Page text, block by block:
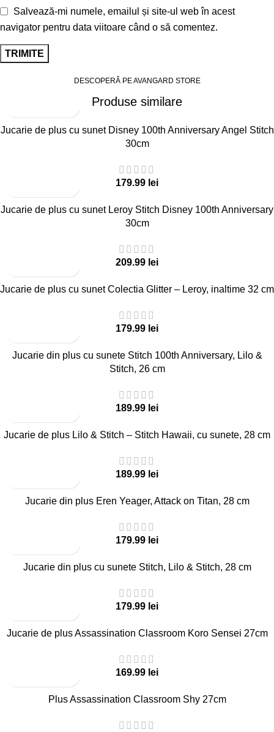
Salvează-mi numele, emailul și site-ul web în acest
navigator pentru data viitoare când o să comentez.
DESCOPERĂ PE AVANGARD STORE
Produse similare
Jucarie de plus cu sunet Disney 100th Anniversary Angel Stitch
30cm
lei
Jucarie de plus cu sunet Leroy Stitch Disney 100th Anniversary
30cm
lei
Jucarie de plus cu sunet Colectia Glitter – Leroy, inaltime 32 cm
lei
Jucarie din plus cu sunete Stitch 100th Anniversary, Lilo &
Stitch, 26 cm
lei
Jucarie de plus Lilo & Stitch – Stitch Hawaii, cu sunete, 28 cm
lei
Jucarie din plus Eren Yeager, Attack on Titan, 28 cm
lei
Jucarie din plus cu sunete Stitch, Lilo & Stitch, 28 cm
lei
Jucarie de plus Assassination Classroom Koro Sensei 27cm
lei
Plus Assassination Classroom Shy 27cm